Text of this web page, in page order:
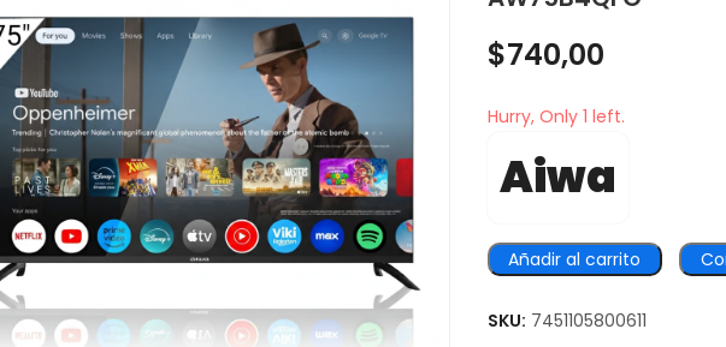
$740,00
Hurry, Only 1 left.
Aiwa
Añadir al carrito
SKU: 7451105800611